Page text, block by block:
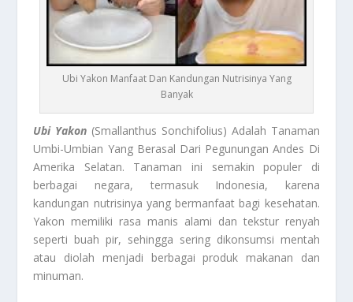
Ubi Yakon Manfaat Dan Kandungan Nutrisinya Yang
Banyak
Ubi Yakon (Smallanthus Sonchifolius) Adalah Tanaman
Umbi-Umbian Yang Berasal Dari Pegunungan Andes Di
Amerika Selatan. Tanaman ini semakin populer di
berbagai negara, termasuk Indonesia, karena
kandungan nutrisinya yang bermanfaat bagi kesehatan.
Yakon memiliki rasa manis alami dan tekstur renyah
seperti buah pir, sehingga sering dikonsumsi mentah
atau diolah menjadi berbagai produk makanan dan
minuman.